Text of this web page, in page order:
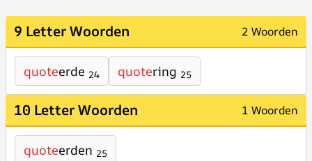
9 Letter Woorden 2 Woorden
quoteerde 24 quotering 25
10 Letter Woorden 1 Woorden
quoteerden 25